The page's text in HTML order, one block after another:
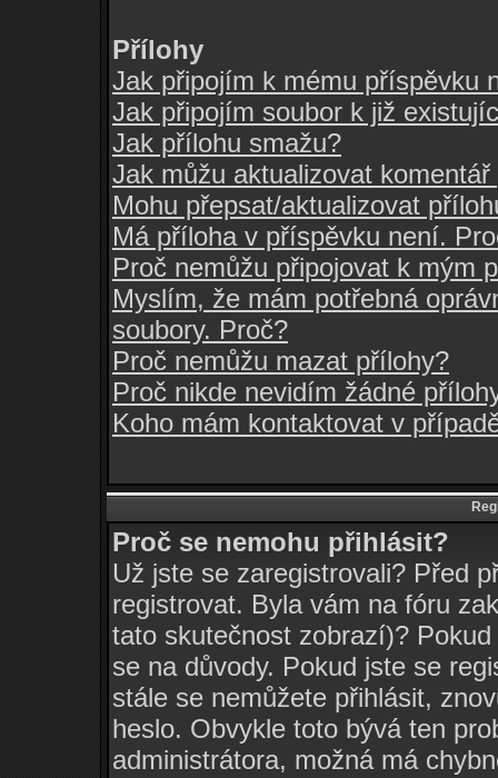
Přílohy
Jak připojím k mému příspěvku
Jak připojím soubor k již
Jak přílohu smažu?
Jak můžu aktualizovat
Mohu přepsat/aktualizovat
Má příloha v příspěvku není.
Proč nemůžu připojovat k mým
Myslím, že mám potřebná
soubory. Proč?
Proč nemůžu mazat přílohy?
Proč nikde nevidím žádné
Koho mám kontaktovat v
Proč se nemohu přihlásit?
Už jste se zaregistrovali? Před
registrovat. Byla vám na fóru
tato skutečnost zobrazí)?
se na důvody. Pokud jste se
stále se nemůžete přihlásit,
heslo. Obvykle toto bývá ten
administrátora, možná má